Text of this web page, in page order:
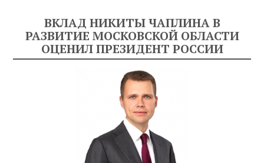
ВКЛАД НИКИТЫ ЧАПЛИНА В
РАЗВИТИЕ МОСКОВСКОЙ ОБЛАСТИ
ОЦЕНИЛ ПРЕЗИДЕНТ РОССИИ